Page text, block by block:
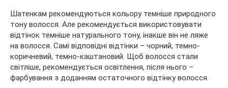
Шатенкам рекомендуються кольору темніше природного
тону волосся. Але рекомендується використовувати
відтінок темніше натурального тону, інакше він не ляже
на волосся. Самі відповідні відтінки – чорний, темно-
коричневий, темно-каштановий. Щоб волосся стали
світліше, рекомендується освітлення, після нього –
фарбування з доданням остаточного відтінку волосся.